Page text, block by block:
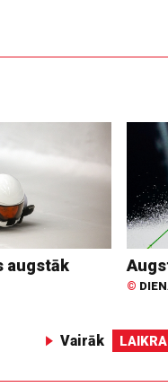
augstāk
©
Vairāk